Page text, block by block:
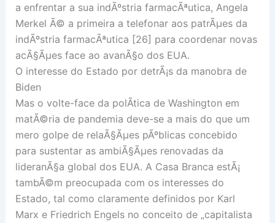
a enfrentar a sua indÃºstria farmacÃªutica, Angela
Merkel Ã© a primeira a telefonar aos patrÃµes da
indÃºstria farmacÃªutica [26] para coordenar novas
acÃ§Ãµes face ao avanÃ§o dos EUA.
O interesse do Estado por detrÃ¡s da manobra de
Biden
Mas o volte-face da polÃ­tica de Washington em
matÃ©ria de pandemia deve-se a mais do que um
mero golpe de relaÃ§Ãµes pÃºblicas concebido
para sustentar as ambiÃ§Ãµes renovadas da
lideranÃ§a global dos EUA. A Casa Branca estÃ¡
tambÃ©m preocupada com os interesses do
Estado, tal como claramente definidos por Karl
Marx e Friedrich Engels no conceito de „capitalista